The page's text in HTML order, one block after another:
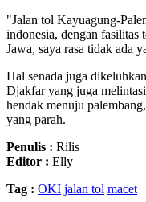
"Jalan tol Kayuagung-
indonesia, dengan
Jawa, saya rasa tidak ada
Hal senada juga
Djakfar yang juga
hendak menuju
yang parah.
Penulis : Rilis
Editor : Elly
Tag : OKI jalan tol macet